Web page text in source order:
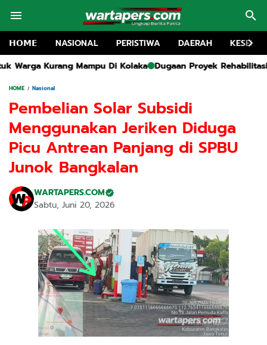
𝗛𝗢𝗠𝗘 NASIONAL PERISTIWA DAERAH
Di Kolaka Dugaan Proyek Rehabilitasi SMA 1 Kwanyar
HOME Nasional
Pembelian Solar Subsidi
Menggunakan Jeriken Diduga
Picu Antrean Panjang di SPBU
Junok Bangkalan
WARTAPERS.COM
Sabtu, Juni 20, 2026